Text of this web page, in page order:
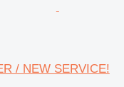
/ NEW SERVICE!